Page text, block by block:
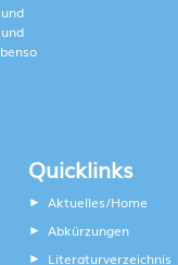
Quicklinks
Aktuelles/Home
Abkürzungen
Literaturverzeichnis